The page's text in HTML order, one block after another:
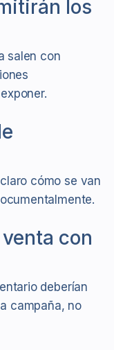
los
salen con
cómo se van
con
deberían
campaña, no